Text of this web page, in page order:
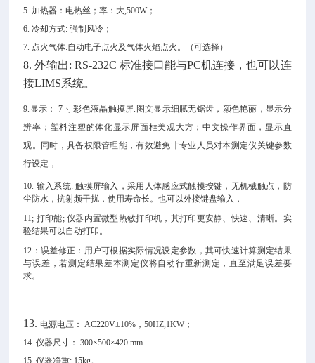
5. 加热器：电热丝；率：大,500W；
6. 冷却方式: 强制风冷；
7. 点火气体:自动电子点火及气体火焰点火。（可选择）
8. 外输出: RS-232C 标准接口能与PC机连接，也可以连
接LIMS系统。
9.显示： 7 寸彩色液晶触摸屏. 图文显示细腻无锯齿，颜色艳丽，显示分
辨率；塑料注塑的体化显示屏面框美观大方；中文操作界面，显示直
观。同时，具备权限管理能，有效避免非专业人员对本测定仪关键参数
行设定，
10. 输入系统: 触摸屏输入，采用人体感应式触摸按键，无机械触点，防
尘防水，抗射频干扰，使用寿命长。也可以外接键盘输入，
11; 打印能; 仪器内置微型热敏打印机 ，其打印更安静、快速、清晰。 实
验结果可以自动打印。
12：误差修正：用户可根据实际情况设定参数，其可快速计算测定结果
与误差，若测定结果差本测定仪将自动行重新测定，直至满足误差要
求。
13. 电源电压：
AC220V±10%，50HZ,1KW；
14. 仪器尺寸： 300×500×420 mm
15. 仪器净重: 15kg。